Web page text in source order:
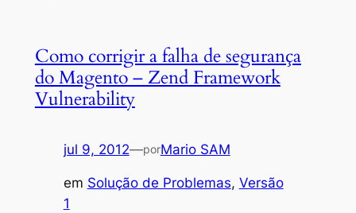
Como corrigir a falha de segurança
do Magento – Zend Framework
Vulnerability
jul 9, 2012—porMario SAM
em Solução de Problemas, Versão
1